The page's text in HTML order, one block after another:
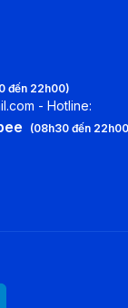
đến 22h00)
- Hotline:
(08h30 đến